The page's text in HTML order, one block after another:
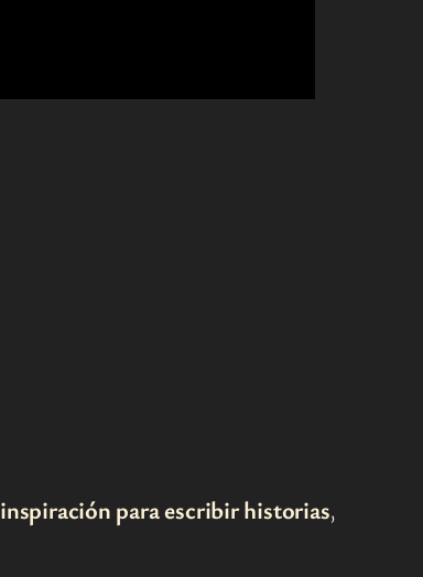
inspiración para escribir historias,